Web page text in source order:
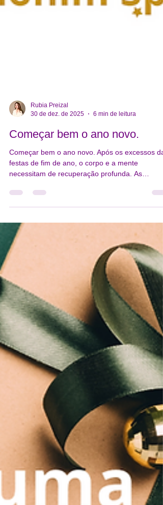
Rubia Preizal
30 de dez. de 2025
6 min de leitura
Começar bem o ano novo.
Começar bem o ano novo. Após os excessos
festas de fim de ano, o corpo e a mente
massagens surgem como solução ideal para
eliminar toxinas acumuladas, aliviar tensões
musculares, reduzir stress e restaurar energia
vital. Diferentes modalidades – desde
relaxamento profundo a drenagem linfática –
atendem necessidades específicas deste
Estudos comprovam que as massagens
cortisol, melhoram o sono e fortalecem o sistem